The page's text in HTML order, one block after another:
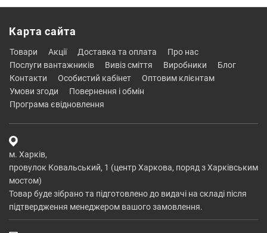
Карта сайта
товари акції доставка та оплата
про нас
послуги вантажників
вивіз сміття виробники
блог
контакти
особистий кабінет
оптовим клієнтам
умови згоди
повернення і обмін
програма євідновлення
м. Харків,
провулок Ковальський, 1 (центр Харкова, поряд з Харківським
мостом)
Товар буде зібрано та підготовлено до видачі на складі після
підтвердження менеджером вашого замовлення.